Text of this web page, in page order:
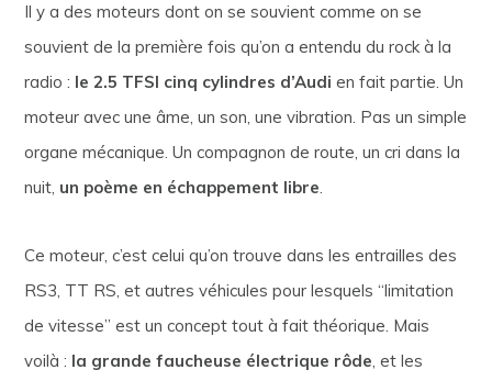
Il y a des moteurs dont on se souvient comme on se
souvient de la première fois qu’on a entendu du rock à la
radio : le 2.5 TFSI cinq cylindres d’Audi en fait partie. Un
moteur avec une âme, un son, une vibration. Pas un simple
organe mécanique. Un compagnon de route, un cri dans la
nuit, un poème en échappement libre.
Ce moteur, c’est celui qu’on trouve dans les entrailles des
RS3, TT RS, et autres véhicules pour lesquels “limitation
de vitesse” est un concept tout à fait théorique. Mais
voilà : la grande faucheuse électrique rôde, et les